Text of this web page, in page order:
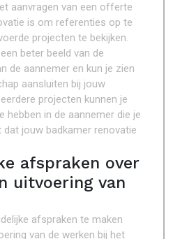
aanvragen van een offerte
is om referenties op te
projecten te bekijken.
beter beeld van de
de aannemer en kun je zien
aansluiten bij jouw
projecten kunnen je
hebben in de aannemer die je
jouw badkamer renovatie
afspraken over
uitvoering van
afspraken te maken
van de werken bij het